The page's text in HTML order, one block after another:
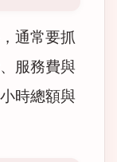
通常要抓
服務費與
時總額與